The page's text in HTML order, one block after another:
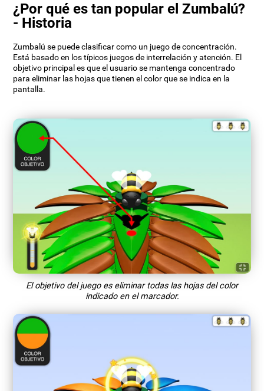
¿Por qué es tan popular el Zumbalú?
- Historia
Zumbalú se puede clasificar como un juego de concentración.
Está basado en los típicos juegos de interrelación y atención. El
objetivo principal es que el usuario se mantenga concentrado
para eliminar las hojas que tienen el color que se indica en la
pantalla.
El objetivo del juego es eliminar todas las hojas del color
indicado en el marcador.